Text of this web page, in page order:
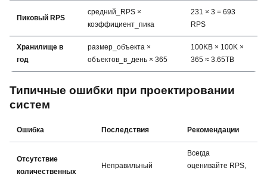
Пиковый RPS
средний_RPS ×
коэффициент_пика
231 × 3 = 693
RPS
Хранилище в
год
размер_объекта ×
объектов_в_день × 365
100KB × 100K ×
365 ≈ 3.65TB
Типичные ошибки при проектировании
систем
Ошибка Последствия Рекомендации
Отсутствие
количественных
Неправильный
Всегда
оценивайте RPS,